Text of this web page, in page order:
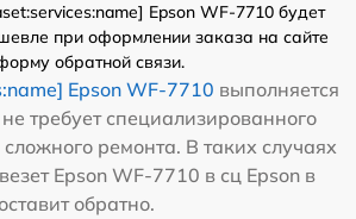
Epson WF-7710 будет
при оформлении заказа на сайте
обратной связи.
Epson WF-7710 выполняется
требует специализированного
ремонта. В таких случаях
Epson WF-7710 в сц Epson в
обратно.